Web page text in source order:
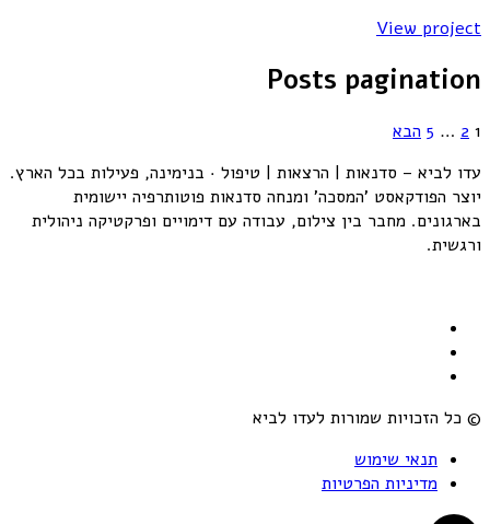
View project
Posts pagination
1
2
…
5 הבא
עדו לביא – סדנאות | הרצאות | טיפול · בנימינה, פעילות בכל הארץ.
יוצר הפודקאסט 'המסכה' ומנחה סדנאות פוטותרפיה יישומית
בארגונים. מחבר בין צילום, עבודה עם דימויים ופרקטיקה ניהולית
ורגשית.
© כל הזכויות שמורות לעדו לביא
תנאי שימוש
מדיניות הפרטיות